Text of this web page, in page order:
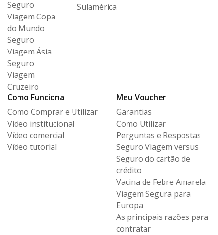
Seguro
Viagem Copa
do Mundo
Seguro
Viagem Ásia
Seguro
Viagem
Cruzeiro
Sulamérica
Como Funciona
Como Comprar e Utilizar
Vídeo institucional
Vídeo comercial
Vídeo tutorial
Meu Voucher
Garantias
Como Utilizar
Perguntas e Respostas
Seguro Viagem versus
Seguro do cartão de
crédito
Vacina de Febre Amarela
Viagem Segura para
Europa
As principais razões para
contratar